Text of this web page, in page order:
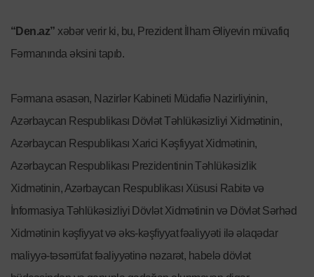
“Den.az” xəbər verir ki, bu, Prezident İlham Əliyevin müvafiq
Fərmanında əksini tapıb.
Fərmana əsasən, Nazirlər Kabineti Müdafiə Nazirliyinin,
Azərbaycan Respublikası Dövlət Təhlükəsizliyi Xidmətinin,
Azərbaycan Respublikası Xarici Kəşfiyyat Xidmətinin,
Azərbaycan Respublikası Prezidentinin Təhlükəsizlik
Xidmətinin, Azərbaycan Respublikası Xüsusi Rabitə və
İnformasiya Təhlükəsizliyi Dövlət Xidmətinin və Dövlət Sərhəd
Xidmətinin kəşfiyyat və əks-kəşfiyyat fəaliyyəti ilə əlaqədar
maliyyə-təsərrüfat fəaliyyətinə nəzarət, habelə dövlət